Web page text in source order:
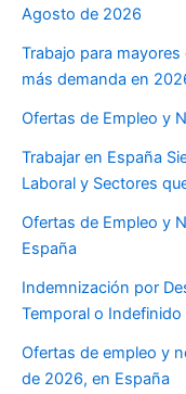
Agosto de 2026
Trabajo para
más demanda en
Ofertas de Empleo y
Trabajar en España
Laboral y Sectores
Ofertas de Empleo y
España
Indemnización por
Temporal o Indefinido
Ofertas de empleo y
de 2026, en España